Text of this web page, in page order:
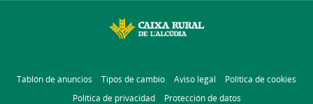
Tablón de anuncios Tipos de cambio Aviso legal
Política de cookies
Política de privacidad
Protección de datos